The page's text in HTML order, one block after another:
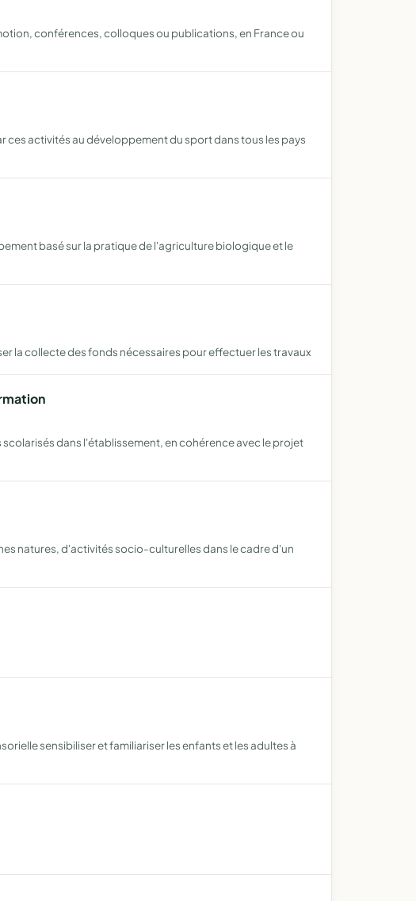
conférences, colloques ou publications, en France ou
activités au développement du sport dans tous les pays
basé sur la pratique de l'agriculture biologique et le
la collecte des fonds nécessaires pour effectuer les travaux
dans l'établissement, en cohérence avec le projet
natures, d'activités socio-culturelles dans le cadre d'un
sensibiliser et familiariser les enfants et les adultes à